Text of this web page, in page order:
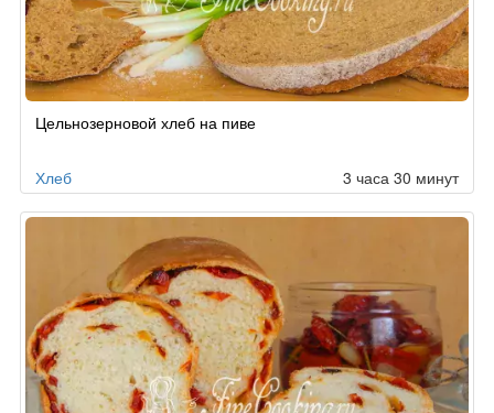
Цельнозерновой хлеб на пиве
Хлеб 3 часа 30 минут